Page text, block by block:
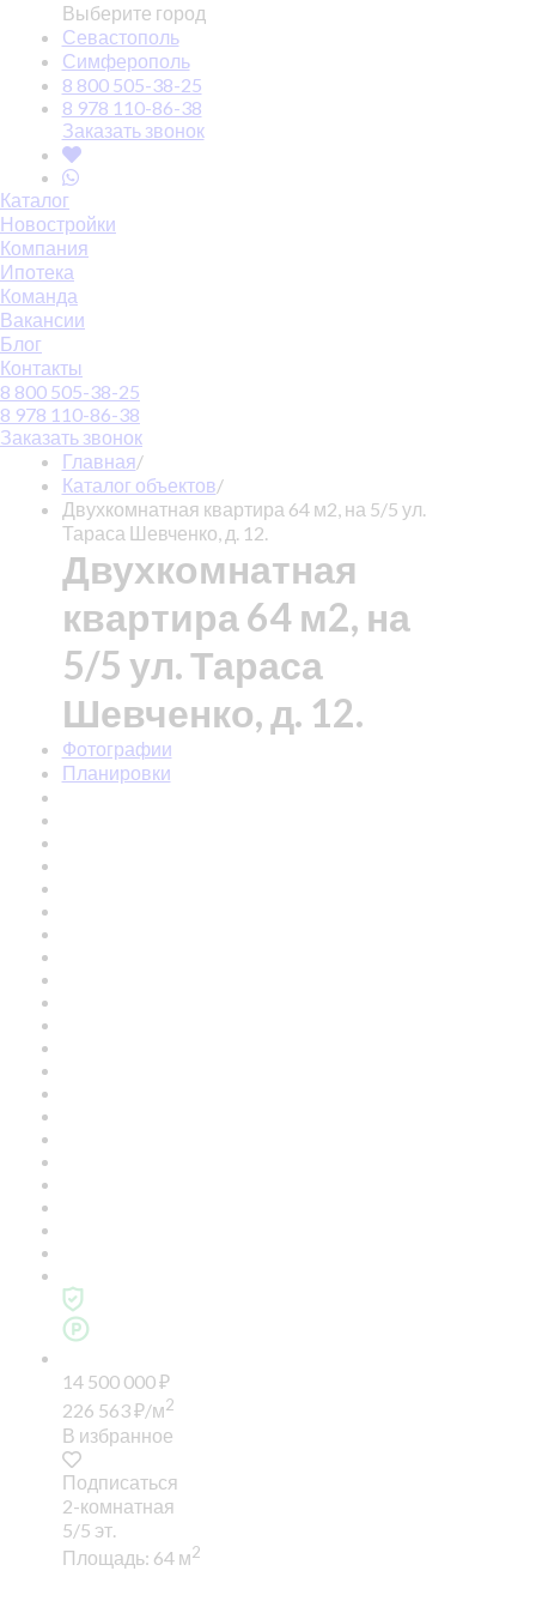
Выберите город
Севастополь
Симферополь
8 800 505-38-25
8 978 110-86-38
Заказать звонок
Каталог
Новостройки
Компания
Ипотека
Команда
Вакансии
Блог
Контакты
8 800 505-38-25
8 978 110-86-38
Заказать звонок
Главная/
Каталог объектов/
Двухкомнатная квартира 64 м2, на 5/5 ул.
Тараса Шевченко, д. 12.
Двухкомнатная
квартира 64 м2, на
5/5 ул. Тараса
Шевченко, д. 12.
Фотографии
Планировки
14 500 000₽
226 563₽/м2
В избранное
Подписаться
2-комнатная
5/5 эт.
Площадь: 64 м2